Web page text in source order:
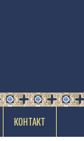
КОНТАКТ